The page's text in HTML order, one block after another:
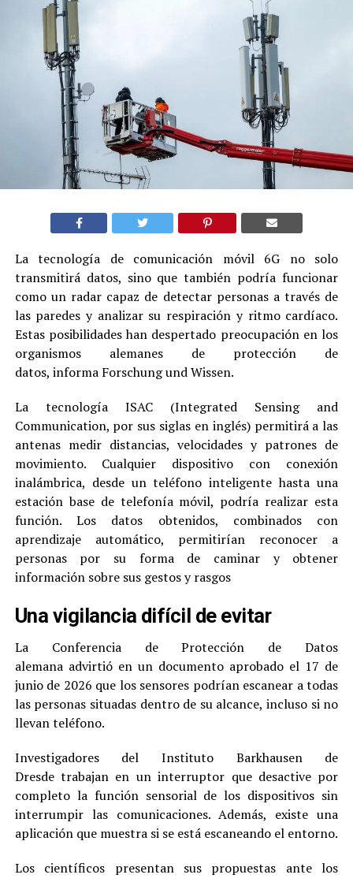
La tecnología de comunicación móvil 6G no solo
transmitirá datos, sino que también podría funcionar
como un radar capaz de detectar personas a través de
las paredes y analizar su respiración y ritmo cardíaco.
Estas posibilidades han despertado preocupación en los
organismos alemanes de protección de
datos, informa Forschung und Wissen.
La tecnología ISAC (Integrated Sensing and
Communication, por sus siglas en inglés) permitirá a las
antenas medir distancias, velocidades y patrones de
movimiento. Cualquier dispositivo con conexión
inalámbrica, desde un teléfono inteligente hasta una
estación base de telefonía móvil, podría realizar esta
función. Los datos obtenidos, combinados con
aprendizaje automático, permitirían reconocer a
personas por su forma de caminar y obtener
información sobre sus gestos y rasgos
Una vigilancia difícil de evitar
La Conferencia de Protección de Datos
alemana advirtió en un documento aprobado el 17 de
junio de 2026 que los sensores podrían escanear a todas
las personas situadas dentro de su alcance, incluso si no
llevan teléfono.
Investigadores del Instituto Barkhausen de
Dresde trabajan en un interruptor que desactive por
completo la función sensorial de los dispositivos sin
interrumpir las comunicaciones. Además, existe una
aplicación que muestra si se está escaneando el entorno.
Los científicos presentan sus propuestas ante los